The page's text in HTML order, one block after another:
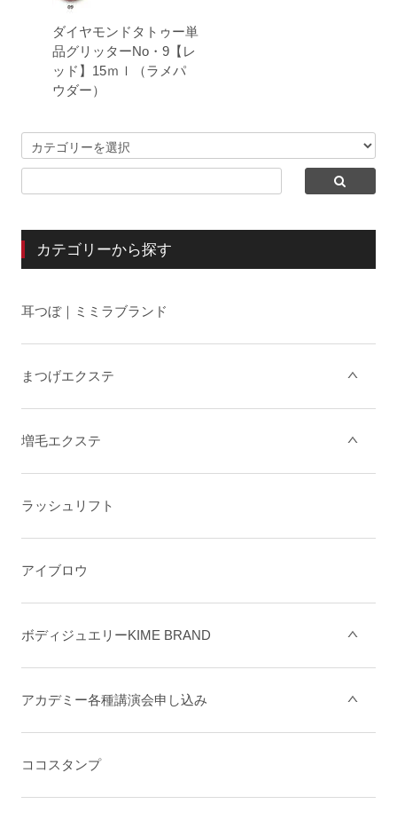
ダイヤモンドタトゥー単
品グリッターNo・9【レ
ッド】15ｍｌ（ラメパ
ウダー）
カテゴリーから探す
耳つぼ｜ミミラブランド
まつげエクステ
増毛エクステ
ラッシュリフト
アイブロウ
ボディジュエリーKIME BRAND
アカデミー各種講演会申し込み
ココスタンプ